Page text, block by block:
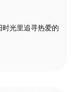
光里追寻热爱的